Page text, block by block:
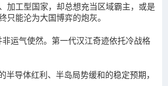
加工型国家，却总想充当区域霸主，或是
只能沦为大国博弈的炮灰。
运气使然。第一代汉江奇迹依托冷战格
半导体红利、半岛局势缓和的稳定预期，